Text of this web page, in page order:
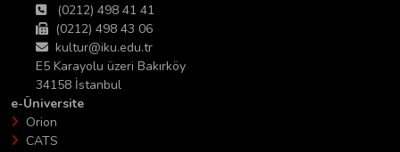
(0212) 498 41 41
(0212) 498 43 06
kultur@iku.edu.tr
E5 Karayolu üzeri Bakırköy
34158 İstanbul
e-Üniversite
Orion
CATS